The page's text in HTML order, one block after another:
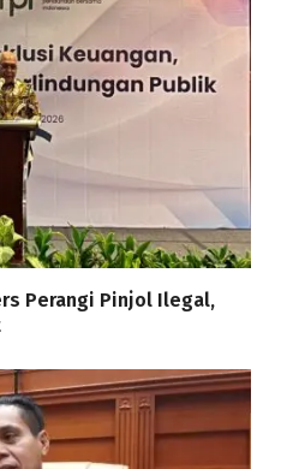
Perangi Pinjol Ilegal,